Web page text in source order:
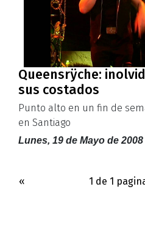
Queensrÿche:
sus costados
Punto alto en un fin de
en Santiago
Lunes, 19 de Mayo de 2008
« 1 de 1